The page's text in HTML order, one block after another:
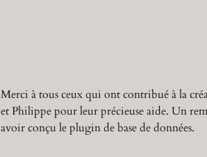
Merci à tous ceux qui ont contribué à la
et Philippe pour leur précieuse aide. Un
avoir conçu le plugin de base de données.